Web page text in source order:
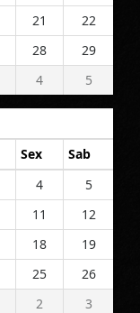
21
22
28
29
4 5
Sex
Sab
4
5
11
12
18
19
25
26
2 3